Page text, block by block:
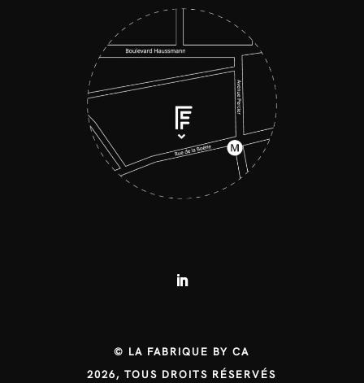
© LA FABRIQUE BY CA
2026, TOUS DROITS RÉSERVÉS